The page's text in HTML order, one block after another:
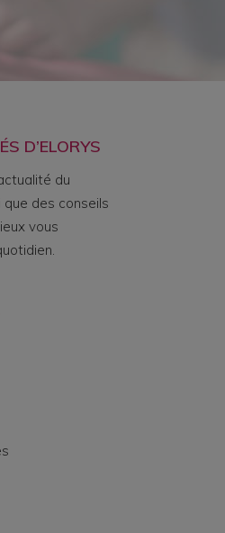
D’ELORYS
du
que des conseils
vous